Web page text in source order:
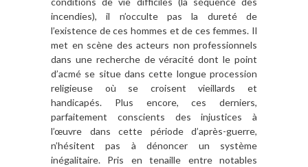
incendies), il n’occulte pas la dureté de
l’existence de ces hommes et de ces femmes. Il
met en scène des acteurs non professionnels
dans une recherche de véracité dont le point
d’acmé se situe dans cette longue procession
religieuse où se croisent vieillards et
handicapés. Plus encore, ces derniers,
parfaitement conscients des injustices à
l’œuvre dans cette période d’après-guerre,
n’hésitent pas à dénoncer un système
inégalitaire. Pris en tenaille entre notables